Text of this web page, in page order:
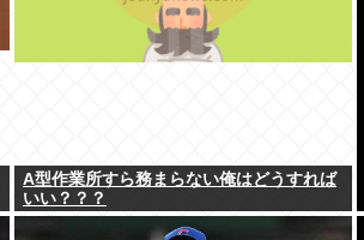
A型作業所すら務まらない俺はどうすれば
いい？？？